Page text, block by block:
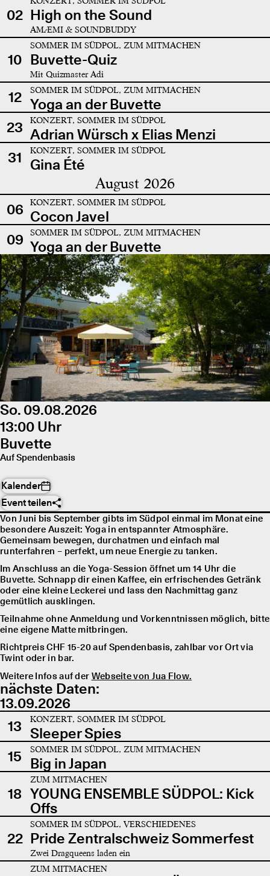
02 High on the Sound
AMÆMI & SOUNDBUDDY
10
SOMMER IM SÜDPOL, ZUM MITMACHEN
Buvette-Quiz
Mit Quizmaster Adi
12 SOMMER IM SÜDPOL, ZUM MITMACHEN
Yoga an der Buvette
23
KONZERT, SOMMER IM SÜDPOL
Adrian Würsch x Elias Menzi
31
KONZERT, SOMMER IM SÜDPOL
Gina Été
August 2026
06 KONZERT, SOMMER IM SÜDPOL
Cocon Javel
09
SOMMER IM SÜDPOL, ZUM MITMACHEN
Yoga an der Buvette
So. 09.08.2026
13:00 Uhr
Buvette
Auf Spendenbasis
Kalender
Event teilen
Von Juni bis September gibts im Südpol einmal im Monat eine
besondere Auszeit: Yoga in entspannter Atmosphäre.
Gemeinsam bewegen, durchatmen und einfach mal
runterfahren – perfekt, um neue Energie zu tanken.
Im Anschluss an die Yoga-Session öffnet um 14 Uhr die
Buvette. Schnapp dir einen Kaffee, ein erfrischendes Getränk
oder eine kleine Leckerei und lass den Nachmittag ganz
gemütlich ausklingen.
Teilnahme ohne Anmeldung und Vorkenntnissen möglich, bitte
eine eigene Matte mitbringen.
Richtpreis CHF 15-20 auf Spendenbasis, zahlbar vor Ort via
Twint oder in bar.
Weitere Infos auf der Webseite von Jua Flow.
nächste Daten:
13.09.2026
13
KONZERT, SOMMER IM SÜDPOL
Sleeper Spies
15
SOMMER IM SÜDPOL, ZUM MITMACHEN
Big in Japan
18
ZUM MITMACHEN
YOUNG ENSEMBLE SÜDPOL: Kick
Offs
22
SOMMER IM SÜDPOL, VERSCHIEDENES
Pride Zentralschweiz Sommerfest
Zwei Dragqueens laden ein
ZUM MITMACHEN